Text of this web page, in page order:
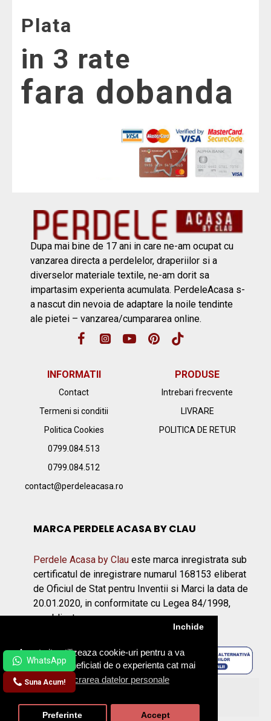
Acest site utilizeaza cookie-uri pentru a va
asigura ca beneficiati de o experienta cat mai
placuta.Prelucrarea datelor personale
Inchide
Preferinte Accept
Plata
in 3 rate
fara dobanda
Dupa mai bine de 17 ani in care ne-am ocupat cu
vanzarea directa a perdelelor, draperiilor si a
diverselor materiale textile, ne-am dorit sa
impartasim experienta acumulata. PerdeleAcasa s-
a nascut din nevoia de adaptare la noile tendinte
ale pietei – vanzarea/cumpararea online.
INFORMATII
Contact
Termeni si conditii
Politica Cookies
0799.084.513
0799.084.512
contact@perdeleacasa.ro
PRODUSE
Intrebari frecvente
LIVRARE
POLITICA DE RETUR
MARCA PERDELE ACASA BY CLAU
Perdele Acasa by Clau este marca inregistrata sub
certificatul de inregistrare numarul 168153 eliberat
de Oficiul de Stat pentru Inventii si Marci la data de
20.01.2020, in conformitate cu Legea 84/1998,
republicata.
Suna Acum!